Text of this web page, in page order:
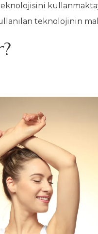
teknolojinin